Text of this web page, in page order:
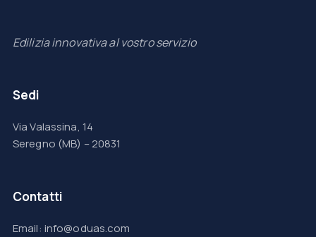
Edilizia innovativa al vostro servizio
Sedi
Via Valassina, 14
Seregno (MB) – 20831
Contatti
Email: info@oduas.com